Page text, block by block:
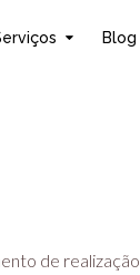
Blog
de realização